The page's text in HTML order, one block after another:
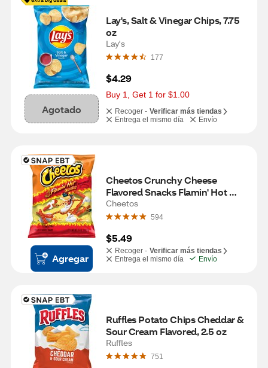
Agotado
Lay's, Salt & Vinegar Chips, 7.75
oz
Lay's
177
$4.29
Buy 1, Get 1 for $1.00
Recoger - Verificar más tiendas
Entrega el mismo día
Envío
Agregar
Cheetos Crunchy Cheese
Flavored Snacks Flamin' Hot
Flavored, 8.5 oz
Cheetos
594
$5.49
Recoger - Verificar más tiendas
Entrega el mismo día
Envío
Ruffles Potato Chips Cheddar &
Sour Cream Flavored, 2.5 oz
Ruffles
751